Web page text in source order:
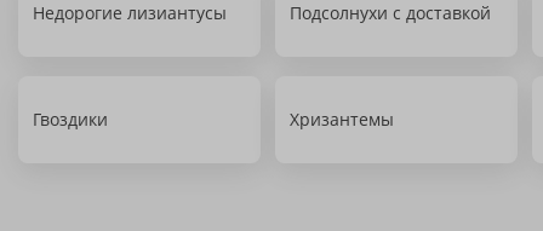
Недорогие лизиантусы Подсолнухи с доставкой
Гвоздики Хризантемы